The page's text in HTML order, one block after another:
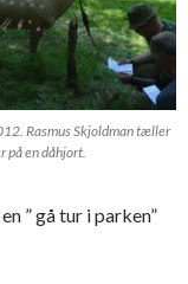
Rasmus Skjoldman tæller
på en dåhjort.
” gå tur i parken”